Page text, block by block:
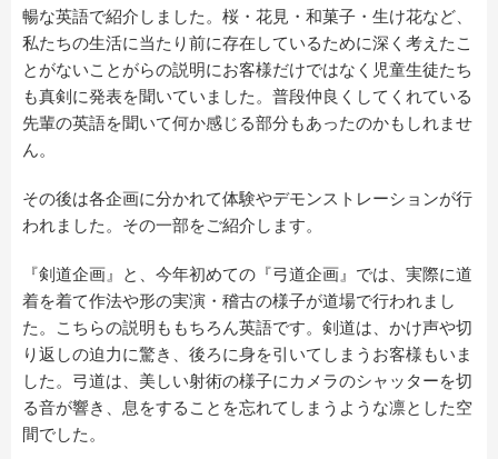
暢な英語で紹介しました。桜・花見・和菓子・生け花など、
私たちの生活に当たり前に存在しているために深く考えたこ
とがないことがらの説明にお客様だけではなく児童生徒たち
も真剣に発表を聞いていました。普段仲良くしてくれている
先輩の英語を聞いて何か感じる部分もあったのかもしれませ
ん。
その後は各企画に分かれて体験やデモンストレーションが行
われました。その一部をご紹介します。
『剣道企画』と、今年初めての『弓道企画』では、実際に道
着を着て作法や形の実演・稽古の様子が道場で行われまし
た。こちらの説明ももちろん英語です。剣道は、かけ声や切
り返しの迫力に驚き、後ろに身を引いてしまうお客様もいま
した。弓道は、美しい射術の様子にカメラのシャッターを切
る音が響き、息をすることを忘れてしまうような凛とした空
間でした。